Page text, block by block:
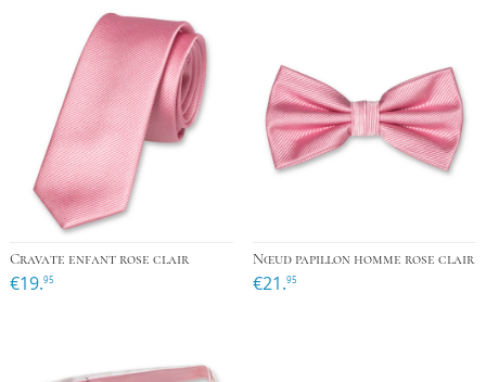
Cravate enfant rose clair
€19.95
Nœud papillon homme rose clair
€21.95